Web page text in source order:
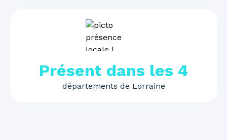
Présent dans les 4
départements de Lorraine